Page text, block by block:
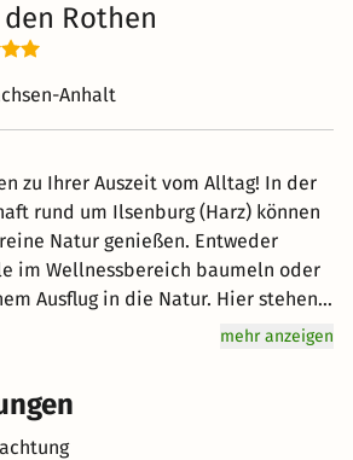
Rothen
Anhalt
zu Ihrer Auszeit vom Alltag! In der
rund um Ilsenburg (Harz) können
Natur genießen. Entweder
im Wellnessbereich baumeln oder
Ausflug in die Natur. Hier stehen
offen! Auch Genuss wird hier
Genießer vital in den Tag. Freuen Sie
Service und eine erholsame
Urlaub in der Natur. kurz-mal-
mehr anzeigen